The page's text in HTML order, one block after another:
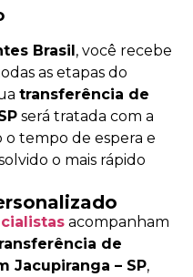
Brasil, você recebe
as etapas do
transferência de
será tratada com a
tempo de espera e
o mais rápido
acompanham
de
Jacupiranga – SP,